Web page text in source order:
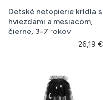
Detské netopierie krídla s
hviezdami a mesiacom,
čierne, 3-7 rokov
26,19 €